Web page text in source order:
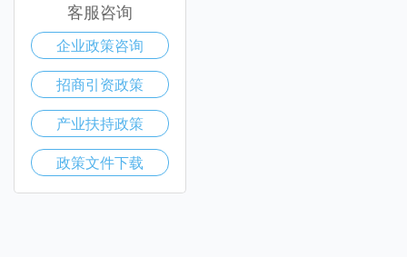
客服咨询
企业政策咨询
招商引资政策
产业扶持政策
政策文件下载